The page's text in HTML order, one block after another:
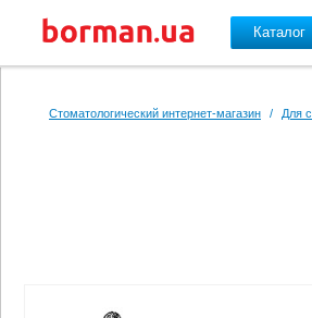
Каталог
Стоматологический интернет-магазин / Для